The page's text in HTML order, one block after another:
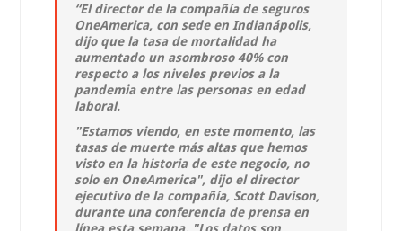
“El director de la compañía de seguros
OneAmerica, con sede en Indianápolis,
dijo que la tasa de mortalidad ha
aumentado un asombroso 40% con
respecto a los niveles previos a la
pandemia entre las personas en edad
laboral.
"Estamos viendo, en este momento, las
tasas de muerte más altas que hemos
visto en la historia de este negocio, no
solo en OneAmerica", dijo el director
ejecutivo de la compañía, Scott Davison,
durante una conferencia de prensa en